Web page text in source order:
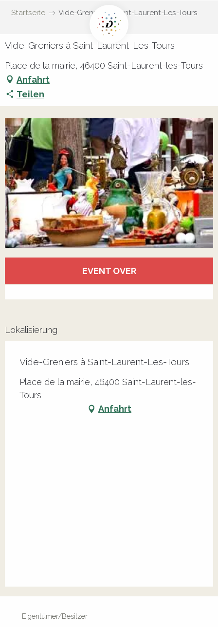
Startseite Vide-Greniers à Saint-Laurent-Les-Tours
Vide-Greniers à Saint-Laurent-Les-Tours
Place de la mairie, 46400 Saint-Laurent-les-Tours
Anfahrt
Teilen
EVENT OVER
Lokalisierung
Vide-Greniers à Saint-Laurent-Les-Tours
Place de la mairie, 46400 Saint-Laurent-les-
Tours
Anfahrt
Eigentümer/Besitzer